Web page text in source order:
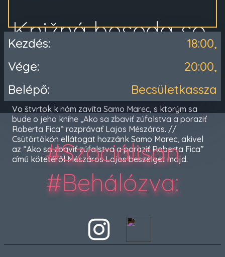
Knižná beseda so
Samom Marcom
Vo štvrtok k nám zavíta Samo Marec, s ktorým sa
bude o jeho knihe „Ako sa zbaviť zúfalstva a poraziť
Roberta Fica“ rozprávať Lajos Mészáros. //
Csütörtökön ellátogat hozzánk Samo Marec, akivel
az “Ako sa zbaviť zúfalstva a poraziť Roberta Fica”
című kötetéről Mészáros Lajos beszélget majd.
Kezdés:
18:00,
Vége:
20:00,
Belépő:
Becsületkassza
#Szociálisan
#Behálózva: